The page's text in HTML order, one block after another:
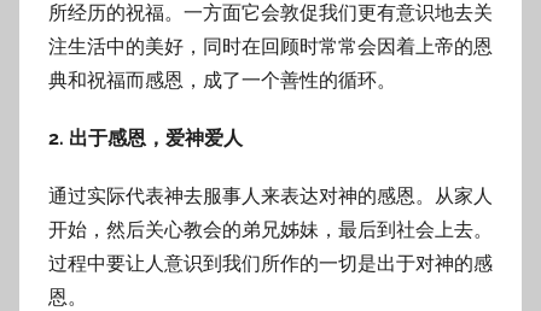
所经历的祝福。一方面它会敦促我们更有意识地去关
注生活中的美好，同时在回顾时常常会因着上帝的恩
典和祝福而感恩，成了一个善性的循环。
2. 出于感恩，爱神爱人
通过实际代表神去服事人来表达对神的感恩。从家人
开始，然后关心教会的弟兄姊妹，最后到社会上去。
过程中要让人意识到我们所作的一切是出于对神的感
恩。